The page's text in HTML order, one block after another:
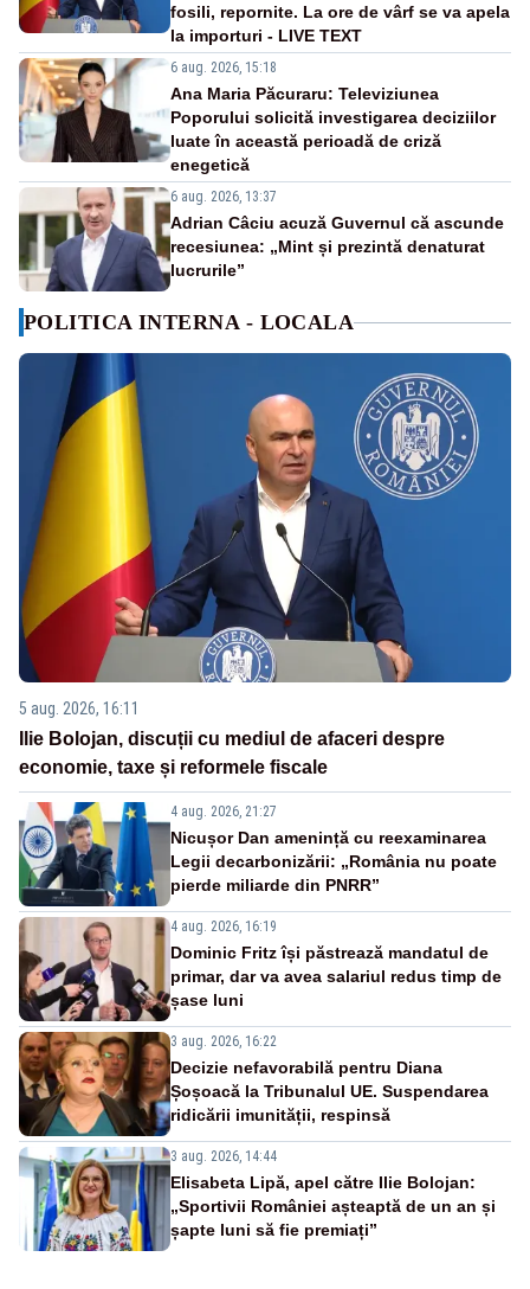
fosili, repornite. La ore de vârf se va apela
la importuri - LIVE TEXT
6 aug. 2026, 15:18
Ana Maria Păcuraru: Televiziunea
Poporului solicită investigarea deciziilor
luate în această perioadă de criză
enegetică
6 aug. 2026, 13:37
Adrian Câciu acuză Guvernul că ascunde
recesiunea: „Mint și prezintă denaturat
lucrurile”
POLITICA INTERNA - LOCALA
5 aug. 2026, 16:11
Ilie Bolojan, discuții cu mediul de afaceri despre
economie, taxe și reformele fiscale
4 aug. 2026, 21:27
Nicușor Dan amenință cu reexaminarea
Legii decarbonizării: „România nu poate
pierde miliarde din PNRR”
4 aug. 2026, 16:19
Dominic Fritz își păstrează mandatul de
primar, dar va avea salariul redus timp de
șase luni
3 aug. 2026, 16:22
Decizie nefavorabilă pentru Diana
Șoșoacă la Tribunalul UE. Suspendarea
ridicării imunității, respinsă
3 aug. 2026, 14:44
Elisabeta Lipă, apel către Ilie Bolojan:
„Sportivii României așteaptă de un an și
șapte luni să fie premiați”